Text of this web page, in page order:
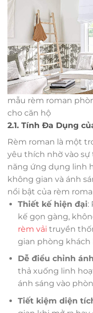
mẫu rèm roman
cho căn hộ
2.1. Tính Đa Dụng
Rèm roman là một
yêu thích nhờ vào sự
năng ứng dụng linh
không gian và ánh
nổi bật của rèm
Thiết kế hiện đại:
kế gọn gàng,
rèm vải truyền
gian phòng khách
Dễ điều chỉnh
thả xuống linh
ánh sáng vào
Tiết kiệm diện